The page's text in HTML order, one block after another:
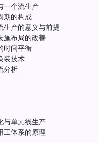
一个流生产
期的构成
生产的意义与前提
施布局的改善
时间平衡
装技术
分析
与单元线生产
工体系的原理